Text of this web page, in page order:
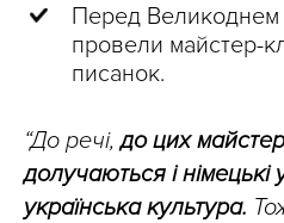
Перед Великоднем
провели майстер-
писанок.
“До речі,до цих
долучаються і німецькі
українська культура.